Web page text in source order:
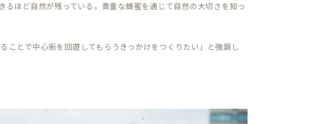
るほど自然が残っている。貴重な蜂蜜を通じて自然の大切さを知っ
ことで中心街を回遊してもらうきっかけをつくりたい」と強調し